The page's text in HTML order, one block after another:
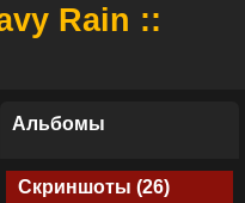
Rain ::
Альбомы
Скриншоты (26)